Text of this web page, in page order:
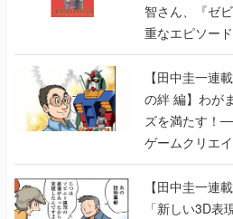
智さん、『ゼ
重なエピソー
【田中圭一連載
の絆 編】わが
ズを満たす！
ゲームクリエ
【若ゲのいた
【田中圭一連
「新しい3D表